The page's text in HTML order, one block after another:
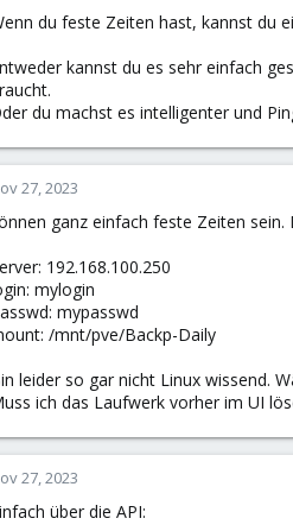
du feste Zeiten hast, kannst du
kannst du es sehr einfach
du machst es intelligenter und
27, 2023
ganz einfach feste Zeiten
192.168.100.250
mylogin
mypasswd
/mnt/pve/Backp-Daily
leider so gar nicht Linux wissend.
ich das Laufwerk vorher im UI
27, 2023
über die API: